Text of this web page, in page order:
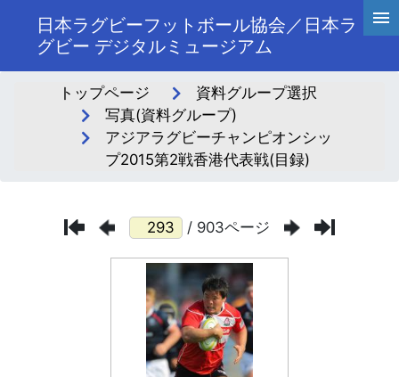
日本ラグビーフットボール協会／日本ラ
グビー デジタルミュージアム
トップページ
資料グループ選択
写真(資料グループ)
アジアラグビーチャンピオンシッ
プ2015第2戦香港代表戦(目録)
/ 903ページ